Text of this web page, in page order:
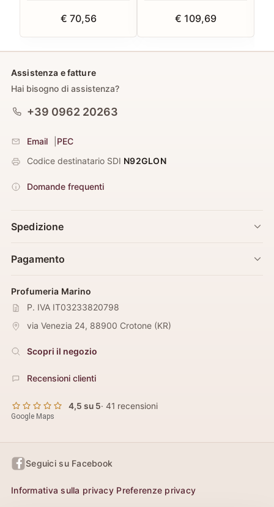
€ 70,56 € 109,69
Assistenza e fatture
Hai bisogno di assistenza?
+39 0962 20263
Email
PEC
Codice destinatario SDI N92GLON
Domande frequenti
Spedizione
Pagamento
Profumeria Marino
P. IVA IT03233820798
via Venezia 24, 88900 Crotone (KR)
Scopri il negozio
Recensioni clienti
4,5 su 5· 41 recensioni
Google Maps
Seguici su Facebook
Informativa sulla privacy Preferenze privacy